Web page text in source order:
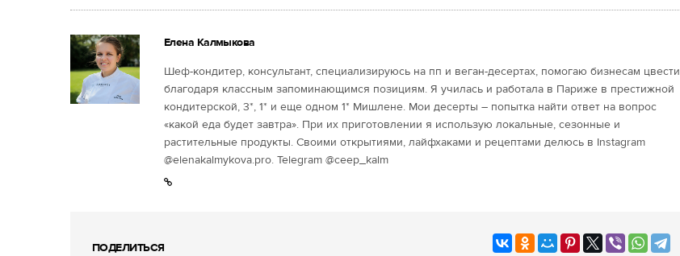
Елена Калмыкова
Шеф-кондитер, консультант, специализируюсь на пп и веган-десертах, помогаю бизнесам цвести
благодаря классным запоминающимся позициям. Я училась и работала в Париже в престижной
кондитерской, 3*, 1* и еще одном 1* Мишлене. Мои десерты – попытка найти ответ на вопрос
«какой еда будет завтра». При их приготовлении я использую локальные, сезонные и
растительные продукты. Своими открытиями, лайфхаками и рецептами делюсь в Instagram
@elenakalmykova.pro. Telegram @ceep_kalm
ПОДЕЛИТЬСЯ